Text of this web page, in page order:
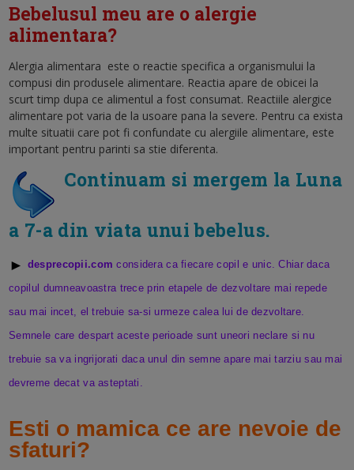
Bebelusul meu are o alergie
alimentara?
Alergia alimentara este o reactie specifica a organismului la
compusi din produsele alimentare. Reactia apare de obicei la
scurt timp dupa ce alimentul a fost consumat. Reactiile alergice
alimentare pot varia de la usoare pana la severe. Pentru ca exista
multe situatii care pot fi confundate cu alergiile alimentare, este
important pentru parinti sa stie diferenta.
Continuam si mergem la Luna
a 7-a din viata unui bebelus.
► desprecopii.com considera ca fiecare copil e unic. Chiar daca
copilul dumneavoastra trece prin etapele de dezvoltare mai repede
sau mai incet, el trebuie sa-si urmeze calea lui de dezvoltare.
Semnele care despart aceste perioade sunt uneori neclare si nu
trebuie sa va ingrijorati daca unul din semne apare mai tarziu sau mai
devreme decat va asteptati.
Esti o mamica ce are nevoie de
sfaturi?